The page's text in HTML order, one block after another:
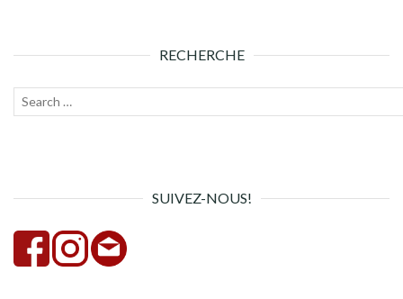
RECHERCHE
Recherche
SUIVEZ-NOUS!